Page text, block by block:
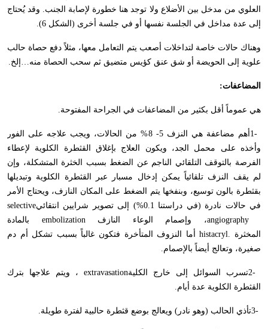
العلوي من مدخل بين الأضلاع ولا توجد هنا خطورة لإصابة الجنب. وقد يُحتاج
إلى عدة مداخل في الجلسة نفسها أو في جلسة أخرى (الشكل 6).
وهناك حالات خاصة لتداخلات أصعب يتم التعامل معها، مثلاً دفع حصاة حالب
علوية إلى الحويضة أو شق عنق كؤيس متضيق ثم سحب الحصاة منه…إلخ.
المضاعفات:
هي عموماً أقل بكثير من المضاعفات في الجراحة المفتوحة.
1-
أهم مضاعفة هي النزف 5- 8% من الحالات، ويجب علاجه على الفور
وأخذه على محمل الجد، ويكون العلاج بإغلاق القثطرة الكلوية لإعطاء
الفرصة بالتوقف التلقائي الناجم عن الضغط بسبب الخثرة المتشكلة، وإن
لم يقف النزف تلقائياً يمكن إدخال مسبار عبر القثطرة الكلوية وتبديلها
بقثطرة بالون توسيع، وبنفخها يتم الضغط على المكان النازف، ويحتاج الأمر
في حالات نادرة (في دراستنا 0.1%) إلى تصوير شرايين انتقائي
selective
angiography، وإصمام الوعاء النازف embolization بالمادة
المخثرة histacryl.
أما النزوف المتأخرة فتكون غالباً بسبب تشكل أم دم
صغيرة، وتعالج أيضاً بالإصمام.
2-تسرب السوائل إلى خارج الكليةextravasation ، ويتم علاجها بترك
القثطرة الكلوية عدة أيام.
3-تأذي الحالب (وهو نادر) ويعالج بوضع قثطرة حالبية لفترة طويلة.